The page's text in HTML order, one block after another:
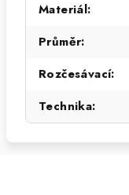
Materiál:
Průměr:
Rozčesávací:
Technika: